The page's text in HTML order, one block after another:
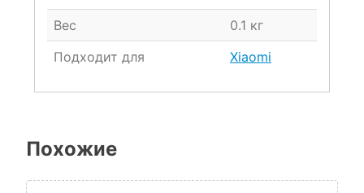
Вес
0.1 кг
Подходит для
Xiaomi
Похожие